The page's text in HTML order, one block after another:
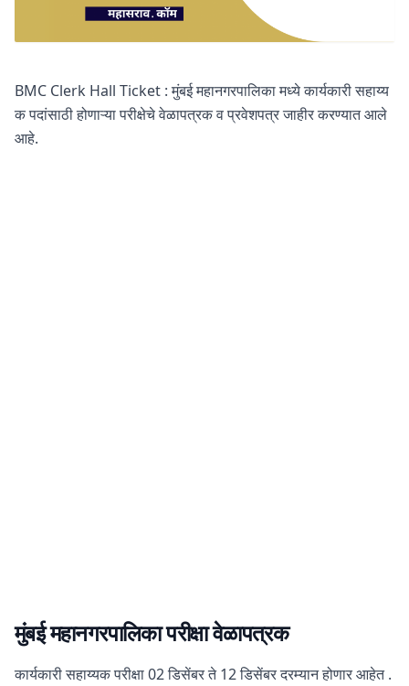
BMC Clerk Hall Ticket : मुंबई महानगरपालिका मध्ये कार्यकारी सहाय्य
क पदांसाठी होणाऱ्या परीक्षेचे वेळापत्रक व प्रवेशपत्र जाहीर करण्यात आले
आहे.
मुंबई महानगरपालिकापरीक्षावेळापत्रक
कार्यकारी सहाय्यक परीक्षा 02 डिसेंबर ते 12 डिसेंबर दरम्यान होणार आहेत .